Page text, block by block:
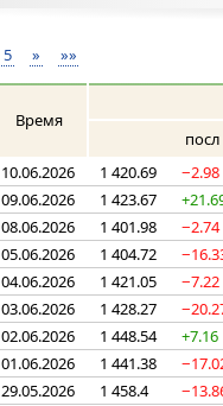
5 » »»
Время
посл
10.06.2026 1 420.69
−2.98
09.06.2026 1 423.67
08.06.2026 1 401.98
−2.74
05.06.2026 1 404.72
04.06.2026 1 421.05
−7.22
03.06.2026 1 428.27
02.06.2026 1 448.54
+7.16
01.06.2026 1 441.38
29.05.2026 1 458.4